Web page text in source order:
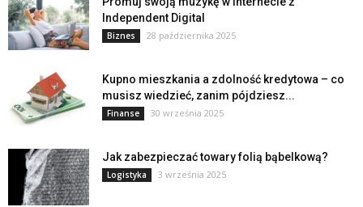
Independent Digital
Biznes 28 października 2025
Kupno mieszkania a zdolność kredytowa – co
musisz wiedzieć, zanim pójdziesz...
Finanse 30 września 2025
Jak zabezpieczać towary folią bąbelkową?
Logistyka 3 września 2025